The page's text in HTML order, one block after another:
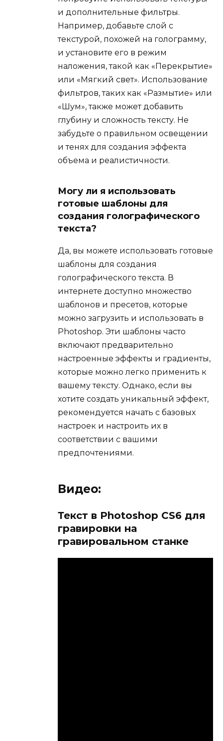
и дополнительные фильтры.
Например, добавьте слой с
текстурой, похожей на голограмму,
и установите его в режим
наложения, такой как «Перекрытие»
или «Мягкий свет». Использование
фильтров, таких как «Размытие» или
«Шум», также может добавить
глубину и сложность тексту. Не
забудьте о правильном освещении
и тенях для создания эффекта
объема и реалистичности.
Могу ли я использовать
готовые шаблоны для
создания голографического
текста?
Да, вы можете использовать готовые
шаблоны для создания
голографического текста. В
интернете доступно множество
шаблонов и пресетов, которые
можно загрузить и использовать в
Photoshop. Эти шаблоны часто
включают предварительно
настроенные эффекты и градиенты,
которые можно легко применить к
вашему тексту. Однако, если вы
хотите создать уникальный эффект,
рекомендуется начать с базовых
настроек и настроить их в
соответствии с вашими
предпочтениями.
Видео:
Текст в Photoshop CS6 для
гравировки на
гравировальном станке